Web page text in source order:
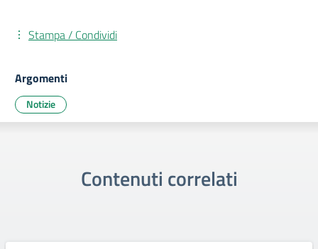
Stampa / Condividi
Argomenti
Notizie
Contenuti correlati